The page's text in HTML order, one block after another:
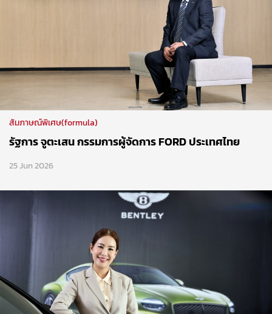
สัมภาษณ์พิเศษ(formula)
รัฐการ จูตะเสน กรรมการผู้จัดการ FORD ประเทศไทย
25 Jun 2026